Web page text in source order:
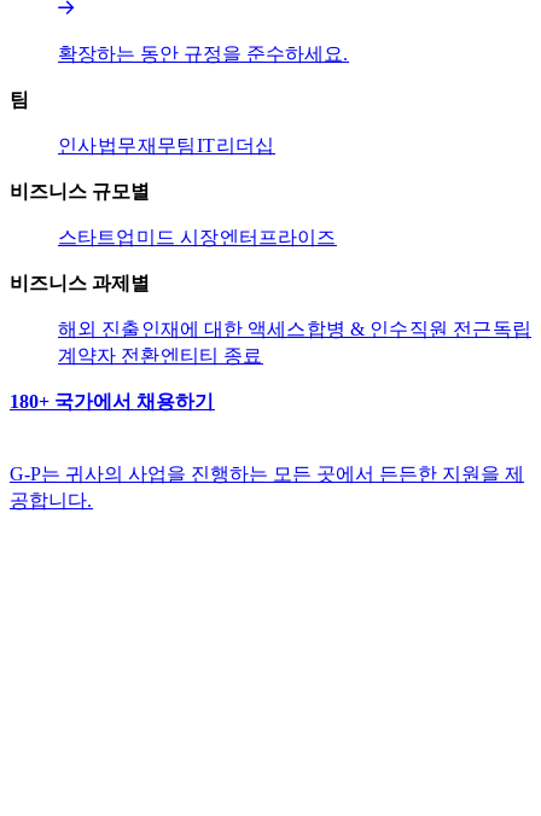
확장하는 동안 규정을 준수하세요.​​
팀​​
인사​​법무​​재무팀​​IT​​리더십​​
비즈니스 규모별​​
스타트업​​ 미드 시장​​엔터프라이즈​​
비즈니스 과제별​​
해외 진출​​인재에 대한 액세스​​합병 & 인수​​직원 전근​​독립
계약자 전환​​엔티티 종료​​
180+ 국가에서 채용하기​​
G-P는 귀사의 사업을 진행하는 모든 곳에서 든든한 지원을 제
공합니다.​​